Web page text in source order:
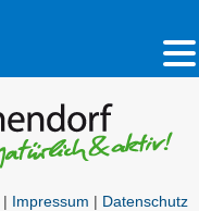
| Impressum | Datenschutz